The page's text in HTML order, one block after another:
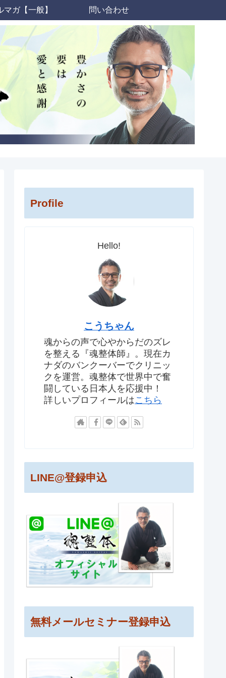
マガ【一般】 問い合わせ
Profile
Hello!
こうちゃん
魂からの声で心やからだのズレ
を整える『魂整体師』。現在カ
ナダのバンクーバーでクリニッ
クを運営。魂整体で世界中で奮
闘している日本人を応援中！
詳しいプロフィールはこちら
LINE@登録申込
無料メールセミナー登録申込